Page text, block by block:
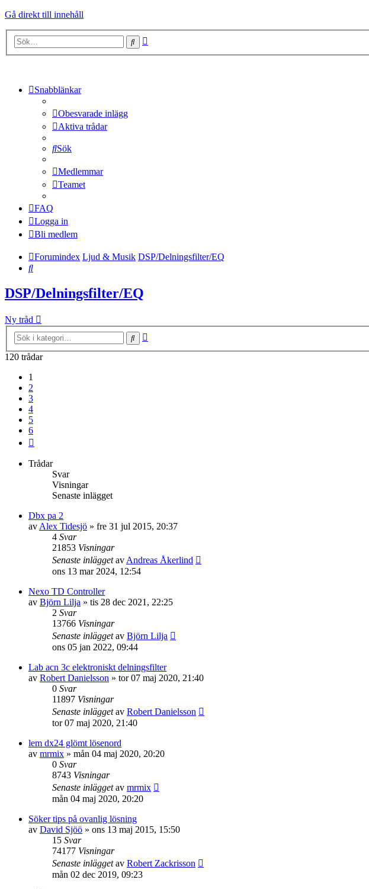
Gå direkt till innehåll
Sök
Snabblänkar
Obesvarade inlägg
Aktiva trådar
Sök
Medlemmar
Teamet
FAQ
Logga in
Bli medlem
Forumindex Ljud & Musik DSP/Delningsfilter/EQ
Sök
DSP/Delningsfilter/EQ
Ny tråd
Sök
120 trådar
1
2
3
4
5
6
Trådar
Svar
Visningar
Senaste inlägget
Dbx pa 2
av Alex Tidesjö » fre 31 jul 2015, 20:37
4 Svar
21853 Visningar
Senaste inläggetav Andreas Åkerlind
ons 13 mar 2024, 12:54
Nexo TD Controller
av Björn Lilja » tis 28 dec 2021, 22:25
2 Svar
13766 Visningar
Senaste inläggetav Björn Lilja
ons 05 jan 2022, 09:44
Lab acn 3c elektroniskt delningsfilter
av Robert Danielsson » tor 07 maj 2020, 21:40
0 Svar
11897 Visningar
Senaste inläggetav Robert Danielsson
tor 07 maj 2020, 21:40
lem dx24 glömt lösenord
av mrmix » mån 04 maj 2020, 20:20
0 Svar
8743 Visningar
Senaste inläggetav mrmix
mån 04 maj 2020, 20:20
Söker tips på ovanlig lösning
av David Sjöö » ons 13 maj 2015, 15:50
15 Svar
74177 Visningar
Senaste inläggetav Robert Zackrisson
mån 02 dec 2019, 09:23